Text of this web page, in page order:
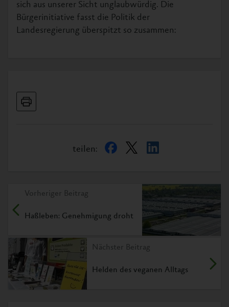
sich aus unserer Sicht unglaubwürdig. Die
Bürgerinitiative fasst die Politik der
Landesregierung überspitzt so zusammen:
teilen:
Vorheriger Beitrag
Haßleben: Genehmigung droht
Nächster Beitrag
Helden des veganen Alltags